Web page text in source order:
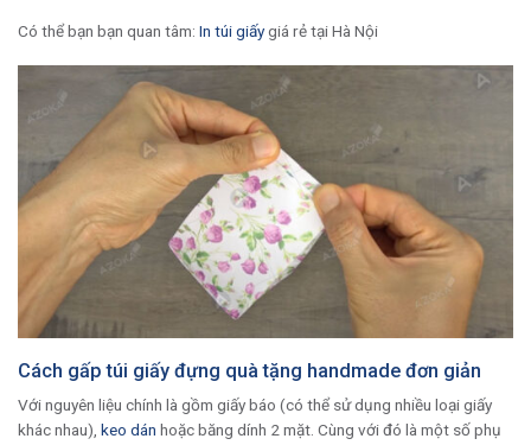
Có thể bạn bạn quan tâm: In túi giấygiá rẻ tại Hà Nội
Cách gấp túi giấy đựng quà tặng handmade đơn giản
Với nguyên liệu chính là gồm giấy báo (có thể sử dụng nhiều loại giấy
khác nhau), keo dán hoặc băng dính 2 mặt. Cùng với đó là một số phụ